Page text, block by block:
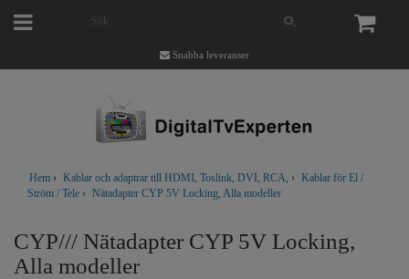
Snabba leveranser
Hem › Kablar och adaptrar till HDMI, Toslink, DVI, RCA, › Kablar för El /
Ström / Tele › Nätadapter CYP 5V Locking, Alla modeller
CYP/// Nätadapter CYP 5V Locking,
Alla modeller